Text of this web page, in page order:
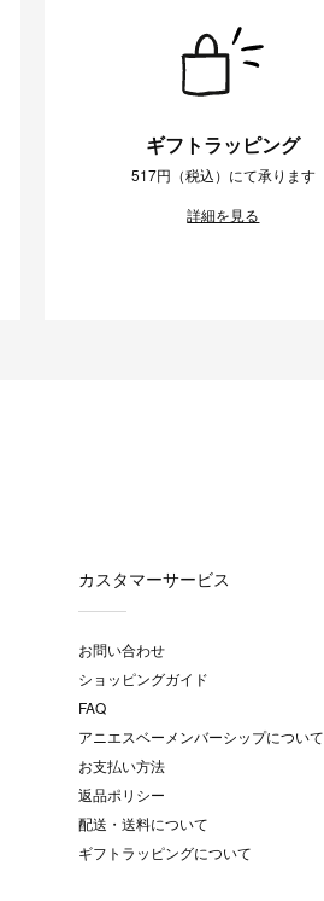
ギフトラッピング
517円（税込）にて承ります
詳細を見る
カスタマーサービス
お問い合わせ
ショッピングガイド
FAQ
アニエスベーメンバーシップについて
お支払い方法
返品ポリシー
配送・送料について
ギフトラッピングについて